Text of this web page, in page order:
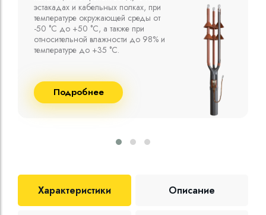
термоусаживаемые муфты на кабель
напряжением до 10 кВ с изоляцией
из маслопропитанной бумаги и
сшитого полиэтилена собственного
производства
Подробнее
Характеристики Описание